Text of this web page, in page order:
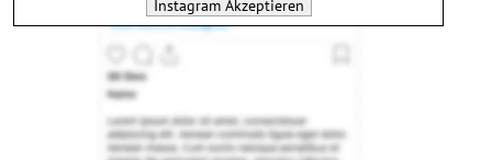
InstagramAkzeptieren